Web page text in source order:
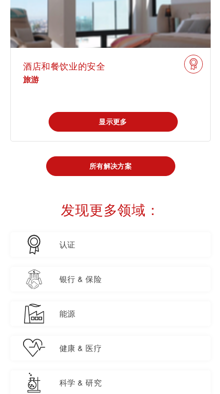
酒店和餐饮业的安全
旅游
显示更多
所有解决方案
发现更多领域：
认证
银行 & 保险
能源
健康 & 医疗
科学 & 研究